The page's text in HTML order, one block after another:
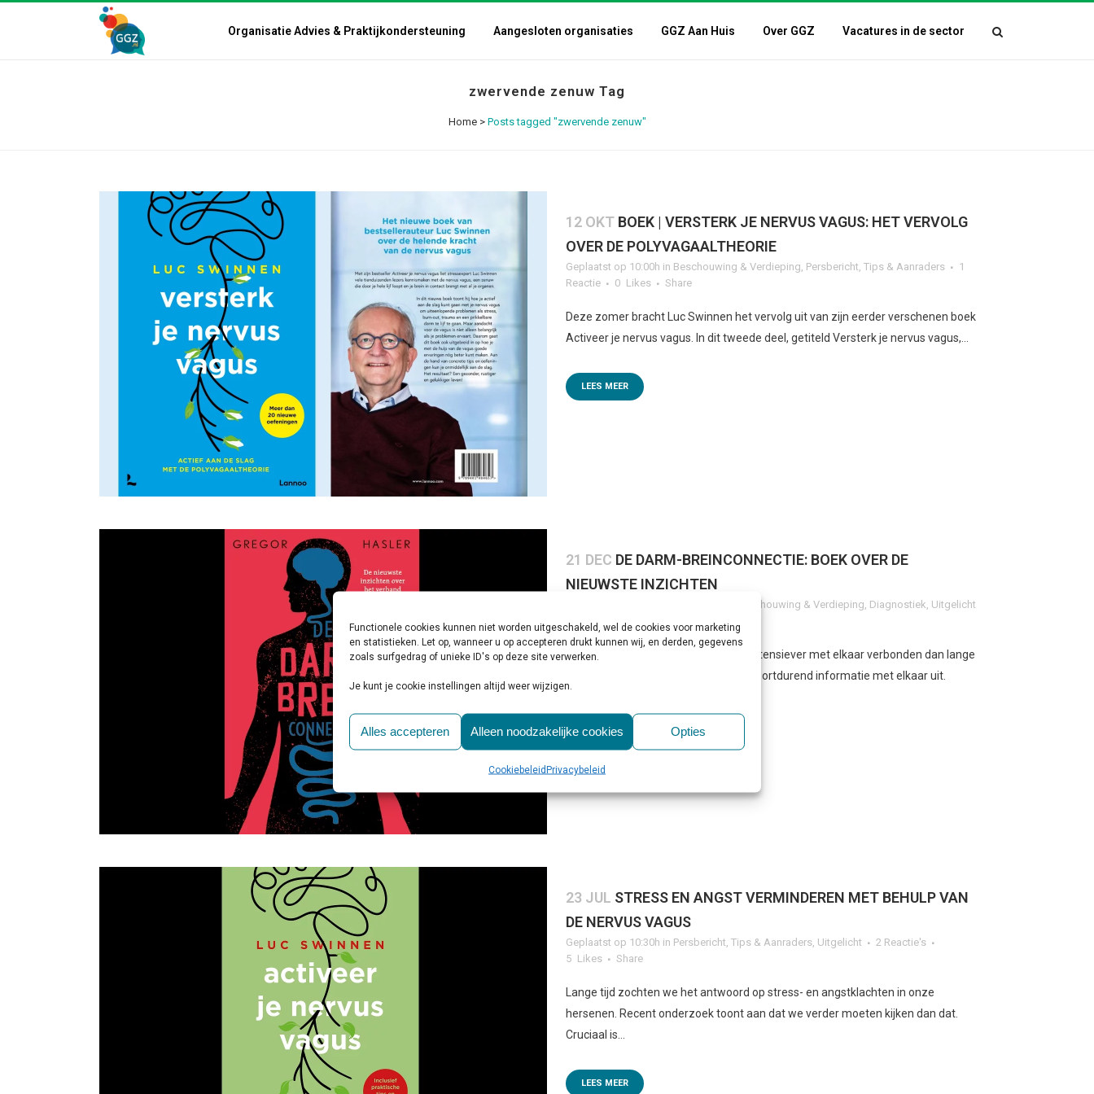
Functionele cookies kunnen niet worden uitgeschakeld, wel de cookies voor marketing
en statistieken. Let op, wanneer u op accepteren drukt kunnen wij, en derden, gegevens
zoals surfgedrag of unieke ID's op deze site verwerken.
Je kunt je cookie instellingen altijd weer wijzigen.
Alles accepteren Alleen noodzakelijke cookies Opties
CookiebeleidPrivacybeleid
Organisatie Advies & Praktijkondersteuning Aangesloten organisaties GGZ Aan Huis Over GGZ Vacatures in de sector
zwervende zenuw Tag
Home> Posts tagged "zwervende zenuw"
12 OKT BOEK | VERSTERK JE NERVUS VAGUS: HET VERVOLG
OVER DE POLYVAGAALTHEORIE
Geplaatst op 10:00h in Beschouwing & Verdieping, Persbericht, Tips & Aanraders
1
Reactie
0 Likes Share
Deze zomer bracht Luc Swinnen het vervolg uit van zijn eerder verschenen boek
Activeer je nervus vagus. In dit tweede deel, getiteld Versterk je nervus vagus,...
LEES MEER
21 DEC DE DARM-BREINCONNECTIE: BOEK OVER DE
NIEUWSTE INZICHTEN
Beschouwing & Verdieping, Diagnostiek, Uitgelicht
0 Reactie's
Like
Onze darmen en hersenen zijn veel intensiever met elkaar verbonden dan lange
tijd werd aangenomen. Ze wisselen voortdurend informatie met elkaar uit.
23 JUL STRESS EN ANGST VERMINDEREN MET BEHULP VAN
DE NERVUS VAGUS
Geplaatst op 10:30h in Persbericht, Tips & Aanraders, Uitgelicht
2 Reactie's
5 Likes Share
Lange tijd zochten we het antwoord op stress- en angstklachten in onze
hersenen. Recent onderzoek toont aan dat we verder moeten kijken dan dat.
Cruciaal is...
LEES MEER